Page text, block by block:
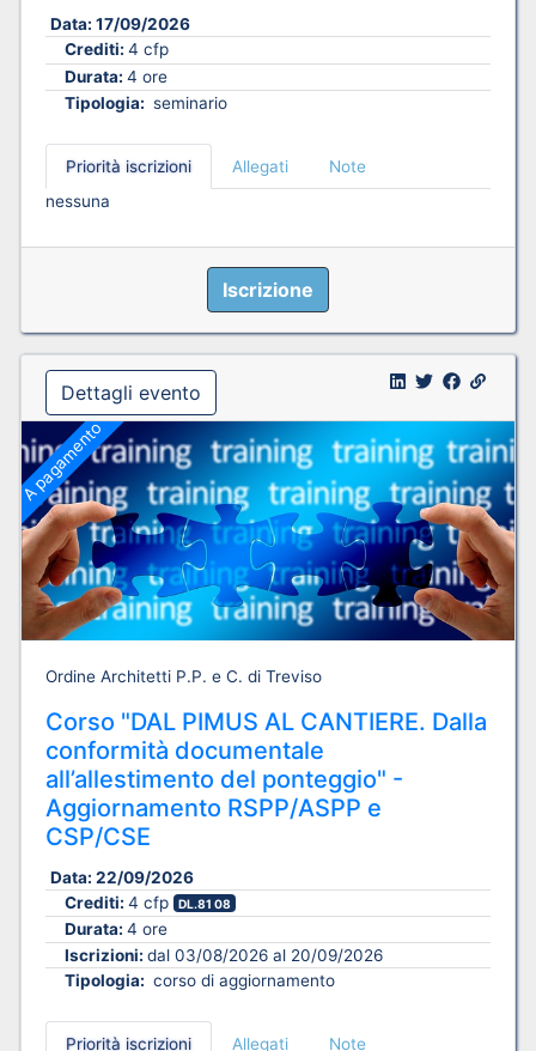
Data: 17/09/2026
Crediti: 4 cfp
Durata: 4 ore
Tipologia: seminario
Priorità iscrizioni Allegati
Note
nessuna
Iscrizione
Dettagli evento
A pagamento
Ordine Architetti P.P. e C. di Treviso
Corso "DAL PIMUS AL CANTIERE. Dalla
conformità documentale
all’allestimento del ponteggio" -
Aggiornamento RSPP/ASPP e
CSP/CSE
Data: 22/09/2026
Crediti: 4 cfp DL.81 08
Durata: 4 ore
Iscrizioni: dal 03/08/2026 al 20/09/2026
Tipologia: corso di aggiornamento
Priorità iscrizioni Allegati Note